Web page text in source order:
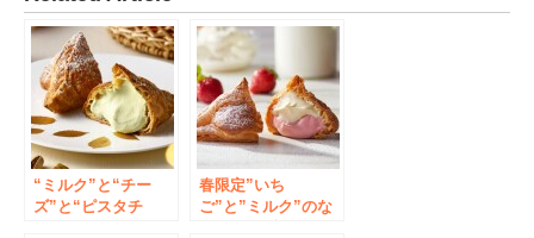
“ミルク”と“チー
ズ”と“ピスタチ
春限定”いち
ご”と”ミルク”のな